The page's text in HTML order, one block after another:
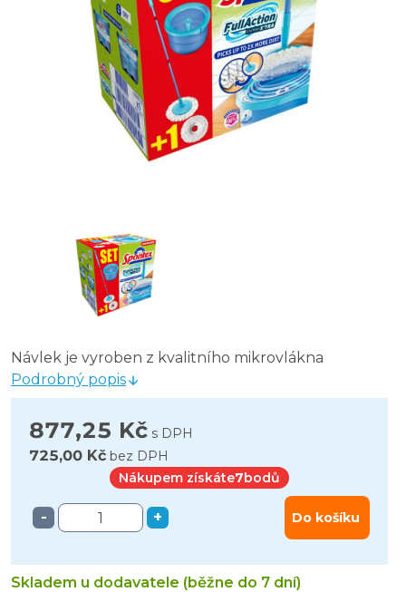
Návlek je vyroben z kvalitního mikrovlákna
Podrobný popis
877,25 Kč s DPH
725,00 Kč bez DPH
Nákupem získáte7bodů
- + Do košíku
Skladem u dodavatele (běžne do 7 dní)